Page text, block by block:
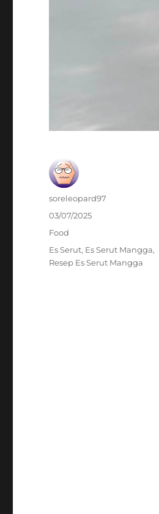
Author
soreleopard97
Posted
on
03/07/2025
Categories
Food
Tags
Es Serut, Es Serut Mangga,
Resep Es Serut Mangga